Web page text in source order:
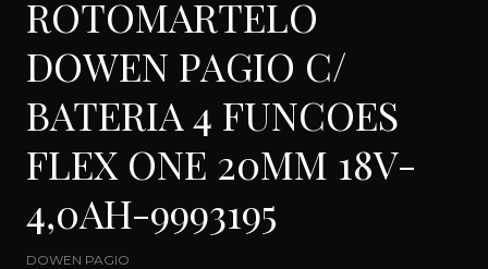
ROTOMARTELO
DOWEN PAGIO C/
BATERIA 4 FUNCOES
FLEX ONE 20MM 18V-
4,0AH-9993195
DOWEN PAGIO